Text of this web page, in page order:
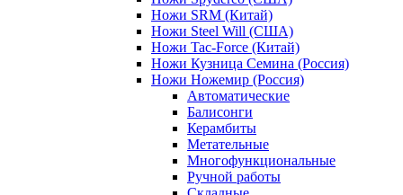
Ножи SRM (Китай)
Ножи Steel Will (США)
Ножи Tac-Force (Китай)
Ножи Кузница Семина (Россия)
Ножи Ножемир (Россия)
Автоматические
Балисонги
Керамбиты
Метательные
Многофункциональные
Ручной работы